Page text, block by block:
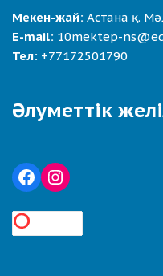
Мекен-жай: Астана қ.
E-mail: 10mektep-
Тел: +77172501790
Әлуметтік